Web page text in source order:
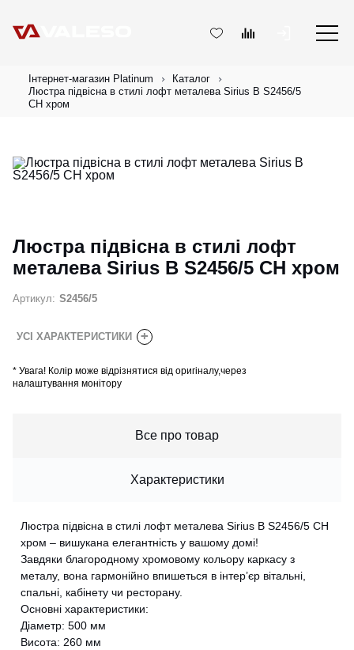
Інтернет-магазин Platinum
Каталог
Люстра підвісна в стилі лофт металева Sirius B S2456/5
CH хром
Люстра підвісна в стилі лофт
металева Sirius B S2456/5 CH хром
Артикул: S2456/5
УСІ ХАРАКТЕРИСТИКИ +
* Увага! Колір може відрізнятися від оригіналу,через
налаштування монітору
Все про товар
Характеристики
Люстра підвісна в стилі лофт металева Sirius B S2456/5 CH
хром – вишукана елегантність у вашому домі!
Завдяки благородному хромовому кольору каркасу з
металу, вона гармонійно впишеться в інтер’єр вітальні,
спальні, кабінету чи ресторану.
Основні характеристики:
Діаметр: 500 мм
Висота: 260 мм